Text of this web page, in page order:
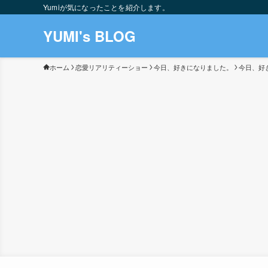
Yumiが気になったことを紹介します。
YUMI's BLOG
ホーム 恋愛リアリティーショー 今日、好きになりました。 今日、好